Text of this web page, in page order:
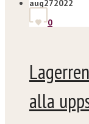
aug272022
0
alla